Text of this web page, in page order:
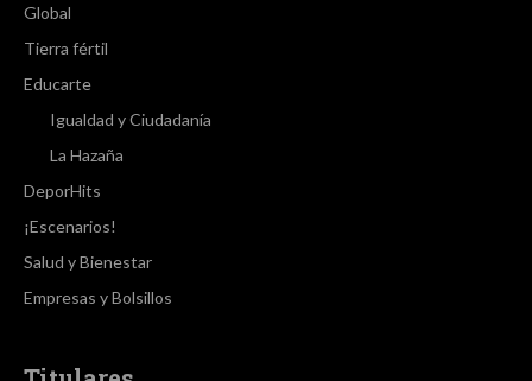
Global
Tierra fértil
Educarte
Igualdad y Ciudadanía
La Hazaña
DeporHits
¡Escenarios!
Salud y Bienestar
Empresas y Bolsillos